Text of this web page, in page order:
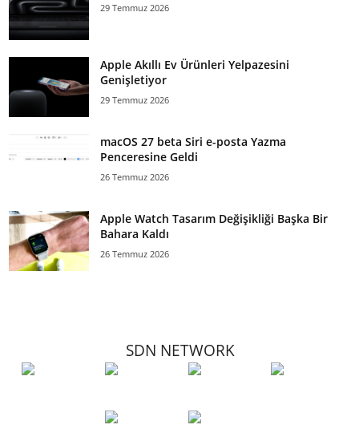
29 Temmuz 2026
Apple Akıllı Ev Ürünleri Yelpazesini
Genişletiyor
29 Temmuz 2026
macOS 27 beta Siri e-posta Yazma
Penceresine Geldi
26 Temmuz 2026
Apple Watch Tasarım Değişikliği Başka Bir
Bahara Kaldı
26 Temmuz 2026
SDN NETWORK